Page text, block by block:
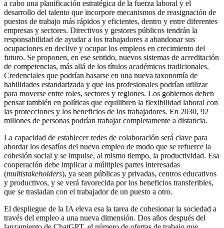
a cabo una planificación estratégica de la fuerza laboral y el
desarrollo del talento que incorpore mecanismos de reasignación de
puestos de trabajo más rápidos y eficientes, dentro y entre diferentes
empresas y sectores. Directivos y gestores públicos tendrán la
responsabilidad de ayudar a los trabajadores a abandonar sus
ocupaciones en declive y ocupar los empleos en crecimiento del
futuro. Se proponen, en ese sentido, nuevos sistemas de acreditación
de competencias, más allá de los títulos académicos tradicionales.
Credenciales que podrían basarse en una nueva taxonomía de
habilidades estandarizada y que los profesionales podrían utilizar
para moverse entre roles, sectores y regiones. Los gobiernos deben
pensar también en políticas que equilibren la flexibilidad laboral con
las protecciones y los beneficios de los trabajadores. En 2030, 92
millones de personas podrían trabajar completamente a distancia.
La capacidad de establecer redes de colaboración será clave para
abordar los desafíos del nuevo empleo de modo que se refuerce la
cohesión social y se impulse, al mismo tiempo, la productividad. Esa
cooperación debe implicar a múltiples partes interesadas
(multistakeholders), ya sean públicas y privadas, centros educativos
y productivos, y se verá favorecida por los beneficios transferibles,
que se trasladan con el trabajador de un puesto a otro.
El despliegue de la IA eleva esa la tarea de cohesionar la sociedad a
través del empleo a una nueva dimensión. Dos años después del